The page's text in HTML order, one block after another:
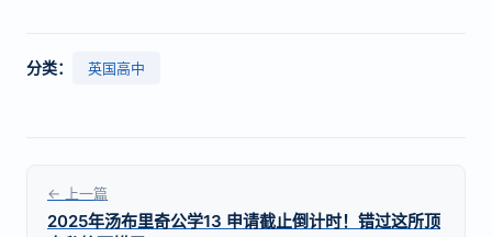
分类： 英国高中
← 上一篇
2025年汤布里奇公学13 申请截止倒计时！错过这所顶